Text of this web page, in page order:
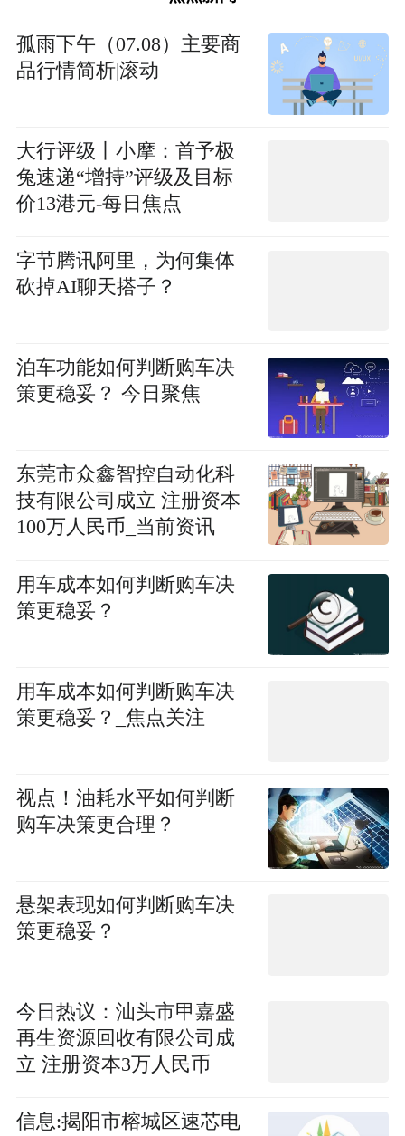
孤雨下午（07.08）主要商
品行情简析|滚动
大行评级丨小摩：首予极
兔速递“增持”评级及目标
价13港元-每日焦点
字节腾讯阿里，为何集体
砍掉AI聊天搭子？
泊车功能如何判断购车决
策更稳妥？ 今日聚焦
东莞市众鑫智控自动化科
技有限公司成立 注册资本
100万人民币_当前资讯
用车成本如何判断购车决
策更稳妥？
用车成本如何判断购车决
策更稳妥？_焦点关注
视点！油耗水平如何判断
购车决策更合理？
悬架表现如何判断购车决
策更稳妥？
今日热议：汕头市甲嘉盛
再生资源回收有限公司成
立 注册资本3万人民币
信息:揭阳市榕城区速芯电